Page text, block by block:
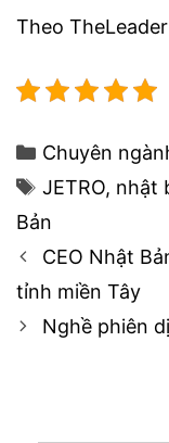
Theo TheLeader
Categories
Chuyên
Tags
JETRO, nhật
Bản
Post
navigation
CEO Nhật
tỉnh miền Tây
Nghề phiên